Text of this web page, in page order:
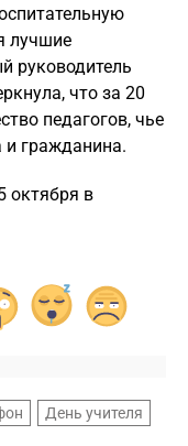
лучшие
руководитель
что за 20
педагогов, чье
и гражданина.
октября в
День учителя